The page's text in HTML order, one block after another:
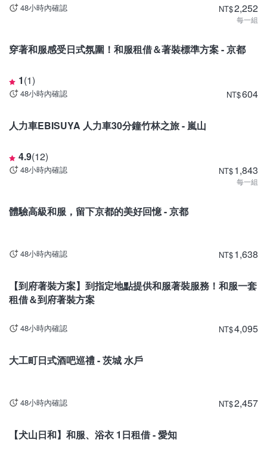
48小時內確認 NT$2,252
每一組
穿著和服感受日式氛圍！和服租借＆著裝標準方案 - 京都
1(1)
48小時內確認 NT$604
人力車EBISUYA 人力車30分鐘竹林之旅 - 嵐山
4.9(12)
48小時內確認 NT$1,843
每一組
體驗高級和服，留下京都的美好回憶 - 京都
48小時內確認 NT$1,638
【到府著裝方案】到指定地點提供和服著裝服務！和服一套
租借＆到府著裝方案
48小時內確認 NT$4,095
大工町日式酒吧巡禮 - 茨城 水戶
48小時內確認 NT$2,457
【犬山日和】和服、浴衣 1日租借 ‐ 愛知